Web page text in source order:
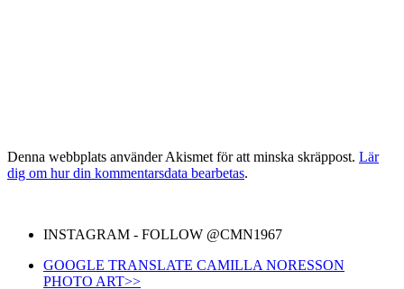
Denna webbplats använder Akismet för att minska skräppost. Lär
dig om hur din kommentarsdata bearbetas.
INSTAGRAM - FOLLOW @CMN1967
GOOGLE TRANSLATE CAMILLA NORESSON
PHOTO ART>>